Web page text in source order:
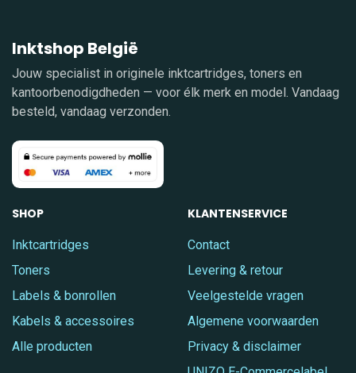
Inktshop België
Jouw specialist in originele inktcartridges, toners en
kantoorbenodigdheden — voor élk merk en model. Vandaag
besteld, vandaag verzonden.
SHOP
Inktcartridges
Toners
Labels & bonrollen
Kabels & accessoires
Alle producten
KLANTENSERVICE
Contact
Levering & retour
Veelgestelde vragen
Algemene voorwaarden
Privacy & disclaimer